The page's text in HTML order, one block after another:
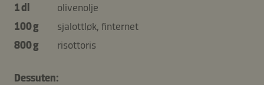
1 dl
olivenolje
100 g
sjalottløk, finternet
800 g
risottoris
Dessuten: